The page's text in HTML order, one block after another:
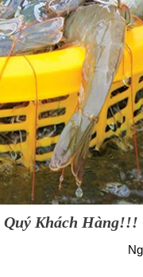
Quý Khách Hàng!!!